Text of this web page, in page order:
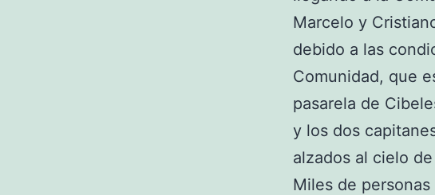
Marcelo y
debido a las
Comunidad, que
pasarela de
y los dos
alzados al cielo
Miles de